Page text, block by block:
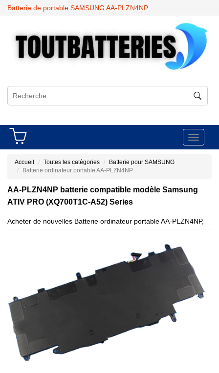
Batterie de portable SAMSUNG AA-PLZN4NP
Toggle
Accueil Toutes les catégories
Batterie pour SAMSUNG
Batterie ordinateur portable AA-PLZN4NP
AA-PLZN4NP batterie compatible modèle Samsung
ATIV PRO (XQ700T1C-A52) Series
Acheter de nouvelles Batterie ordinateur portable AA-PLZN4NP,